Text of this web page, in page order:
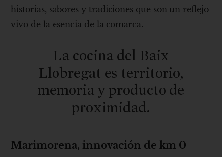
historias, sabores y tradiciones que son un reflejo
vivo de la esencia de la comarca.
La cocina del Baix
Llobregat es territorio,
memoria y producto de
proximidad.
Marimorena, innovación de km 0